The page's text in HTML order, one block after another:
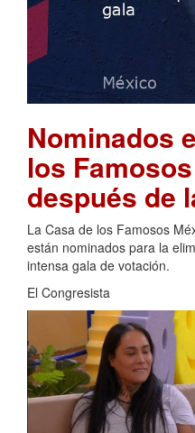
Nominados
los
después de
La Casa de los Famosos
están nominados para la
intensa gala de votación.
El Congresista